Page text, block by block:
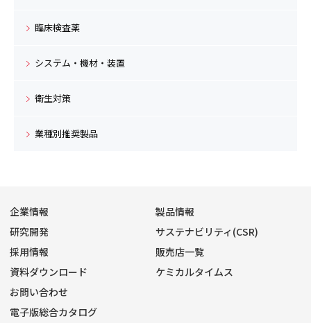
臨床検査薬
システム・機材・装置
衛生対策
業種別推奨製品
企業情報
製品情報
研究開発
サステナビリティ(CSR)
採用情報
販売店一覧
資料ダウンロード
ケミカルタイムス
お問い合わせ
電子版総合カタログ